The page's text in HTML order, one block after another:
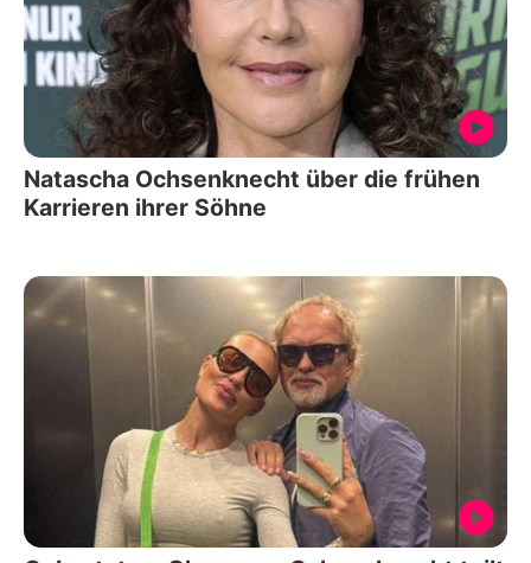
Natascha Ochsenknecht über die frühen
Karrieren ihrer Söhne